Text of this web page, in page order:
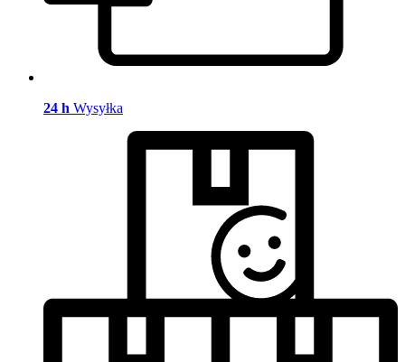
24 h Wysyłka